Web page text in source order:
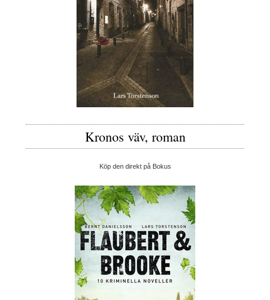
Kronos väv, roman
Köp den direkt på Bokus